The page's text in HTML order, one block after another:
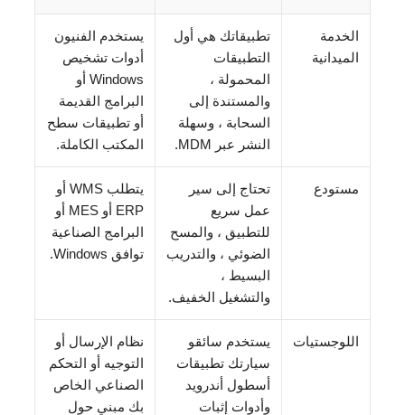
الخدمة
الميدانية
تطبيقاتك هي أول
التطبيقات
المحمولة ،
والمستندة إلى
السحابة ، وسهلة
النشر عبر MDM.
يستخدم الفنيون
أدوات تشخيص
Windows أو
البرامج القديمة
أو تطبيقات سطح
المكتب الكاملة.
مستودع
تحتاج إلى سير
عمل سريع
للتطبيق ، والمسح
الضوئي ، والتدريب
البسيط ،
والتشغيل الخفيف.
يتطلب WMS أو
ERP أو MES أو
البرامج الصناعية
توافق Windows.
اللوجستيات
يستخدم سائقو
سيارتك تطبيقات
أسطول أندرويد
وأدوات إثبات
نظام الإرسال أو
التوجيه أو التحكم
الصناعي الخاص
بك مبني حول